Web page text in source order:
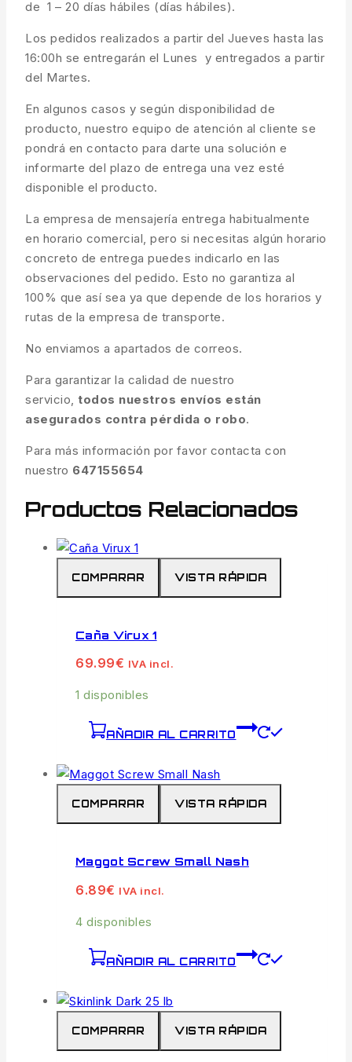
de 1 – 20 días hábiles (días hábiles).
Los pedidos realizados a partir del Jueves hasta las
16:00h se entregarán el Lunes y entregados a partir
del Martes.
En algunos casos y según disponibilidad de
producto, nuestro equipo de atención al cliente se
pondrá en contacto para darte una solución e
informarte del plazo de entrega una vez esté
disponible el producto.
La empresa de mensajería entrega habitualmente
en horario comercial, pero si necesitas algún horario
concreto de entrega puedes indicarlo en las
observaciones del pedido. Esto no garantiza al
100% que así sea ya que depende de los horarios y
rutas de la empresa de transporte.
No enviamos a apartados de correos.
Para garantizar la calidad de nuestro
servicio, todos nuestros envíos están
asegurados contra pérdida o robo.
Para más información por favor contacta con
nuestro 647155654
Productos Relacionados
COMPARAR VISTA RÁPIDA
Caña Virux 1
69.99€ IVA incl.
1 disponibles
AÑADIR AL CARRITO
COMPARAR VISTA RÁPIDA
Maggot Screw Small Nash
6.89€ IVA incl.
4 disponibles
AÑADIR AL CARRITO
COMPARAR VISTA RÁPIDA